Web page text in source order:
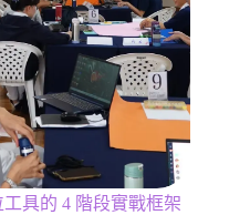
具的 4 階段實戰框架